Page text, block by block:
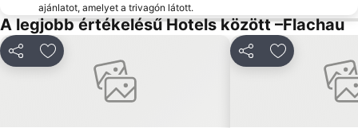
Skigebiet Sportwelt Amadé
Reiteralm
Dachstein Glacier
Eisriesenwelt
Dorfgastein - Großarltal
Salzwelten Hallstatt
ajánlatot, amelyet a trivagón látott.
A legjobb értékelésű Hotels között –Flachau
MegosztásHozzáadás a kedvencekhez MegosztásHozzáadás